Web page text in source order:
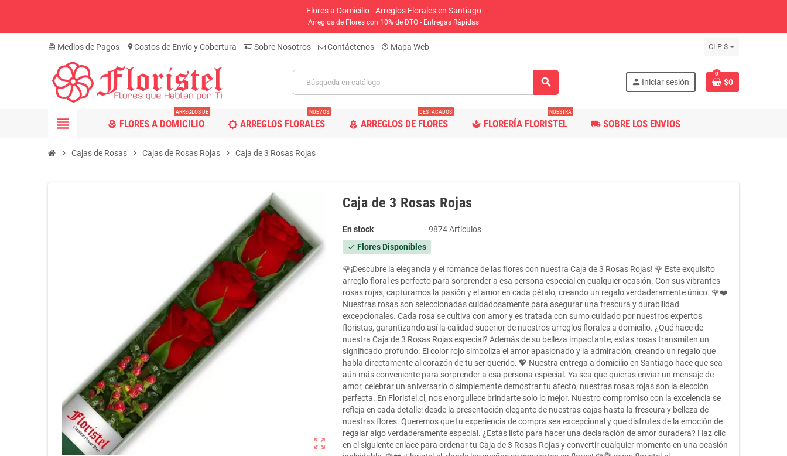
Flores a Domicilio - Arreglos Florales en Santiago
Arreglos de Flores con 10% de DTO - Entregas Rápidas
card_giftcard Medios de Pagos location_onCostos de Envío y Cobertura Sobre Nosotros Contáctenos help_outline Mapa Web CLP $
search person Iniciar sesión
0
$0
view_headline local_florist FLORES A DOMICILIO
ARREGLOS DE
brightness_5ARREGLOS FLORALES
NUEVOS
local_florist ARREGLOS DE FLORES
DESTACADOS
spa FLORERÍA FLORISTEL
NUESTRA
local_shippingSOBRE LOS ENVIOS
chevron_right Cajas de Rosas chevron_right Cajas de Rosas Rojas chevron_right Caja de 3 Rosas Rojas
zoom_out_map
Caja de 3 Rosas Rojas
En stock 9874 Artículos
check Flores Disponibles
🌹¡Descubre la elegancia y el romance de las flores con nuestra Caja de 3 Rosas Rojas! 🌹 Este exquisito
arreglo floral es perfecto para sorprender a esa persona especial en cualquier ocasión. Con sus vibrantes
rosas rojas, capturamos la pasión y el amor en cada pétalo, creando un regalo verdaderamente único. 🌹❤️
Nuestras rosas son seleccionadas cuidadosamente para asegurar una frescura y durabilidad
excepcionales. Cada rosa se cultiva con amor y es tratada con sumo cuidado por nuestros expertos
floristas, garantizando así la calidad superior de nuestros arreglos florales a domicilio. ¿Qué hace de
nuestra Caja de 3 Rosas Rojas especial? Además de su belleza impactante, estas rosas transmiten un
significado profundo. El color rojo simboliza el amor apasionado y la admiración, creando un regalo que
habla directamente al corazón de tu ser querido. 💖 Nuestra entrega a domicilio en Santiago hace que sea
aún más conveniente para sorprender a esa persona especial. Ya sea que quieras enviar un mensaje de
amor, celebrar un aniversario o simplemente demostrar tu afecto, nuestras rosas rojas son la elección
perfecta. En Floristel.cl, nos enorgullece brindarte solo lo mejor. Nuestro compromiso con la excelencia se
refleja en cada detalle: desde la presentación elegante de nuestras cajas hasta la frescura y belleza de
nuestras flores. Queremos que tu experiencia de compra sea excepcional y que disfrutes de la emoción de
regalar algo verdaderamente especial. ¿Estás listo para hacer una declaración de amor duradera? Haz clic
en el siguiente enlace para ordenar tu Caja de 3 Rosas Rojas y convertir cualquier momento en una ocasión